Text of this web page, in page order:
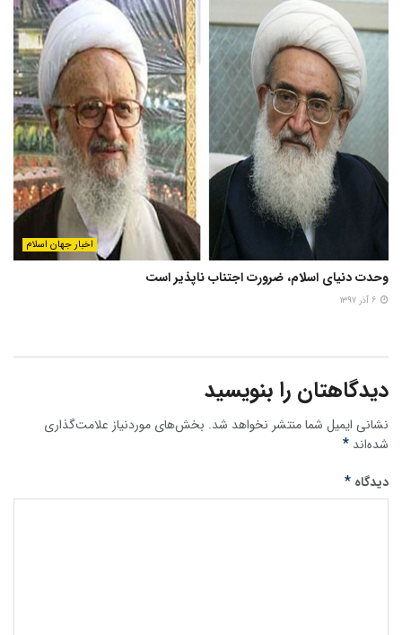
اخبار جهان اسلام
وحدت دنیای اسلام، ضرورت اجتناب ناپذیر است
دیدگاهتان را بنویسید
نشانی ایمیل شما منتشر نخواهد شد. بخش‌های موردنیاز علامت‌گذاری
شده‌اند *
دیدگاه *